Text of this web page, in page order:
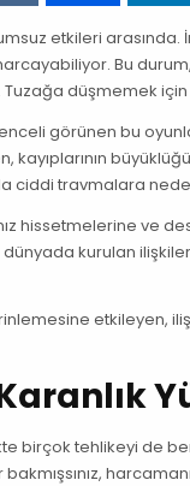
etkileri arasında.
Bu
düşmemek için
görünen bu
ciddi travmalara
hissetmelerine ve
kurulan
etkileyen,
birçok tehlikeyi de